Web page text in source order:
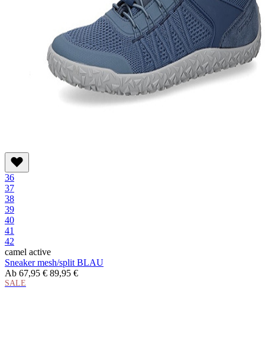
36
37
38
39
40
41
42
camel active
Sneaker mesh/split BLAU
Ab 67,95 € 89,95 €
SALE